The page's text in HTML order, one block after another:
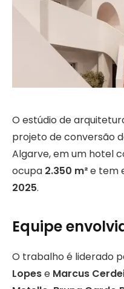
O estúdio de
projeto de conversão
Algarve, em um hotel
ocupa 2.350 m²e tem
2025.
Equipe
O trabalho é liderado
Lopese Marcus